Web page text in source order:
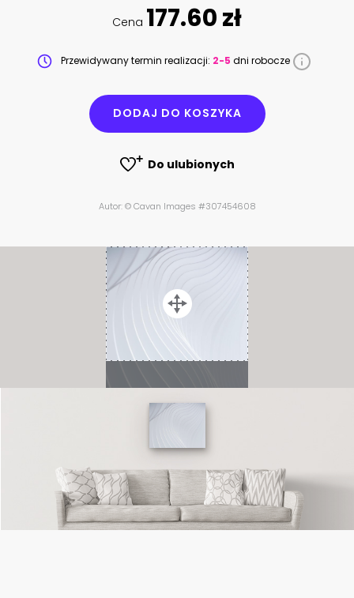
Cena 177.60 zł
Przewidywany termin realizacji: 2-5 dni robocze
DODAJ DO KOSZYKA
Do ulubionych
Autor: © Cavan Images #307454608